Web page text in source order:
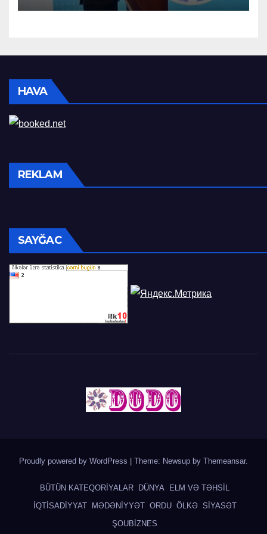
HAVA
REKLAM
SAYĞAC
Proudly powered by WordPress | Theme: Newsup by Themeansar.
BÜTÜN KATEQORİYALAR DÜNYA
ELM VƏ TƏHSİL
İQTİSADİYYAT
MƏDƏNİYYƏT ORDU ÖLKƏ SİYASƏT
ŞOUBİZNES